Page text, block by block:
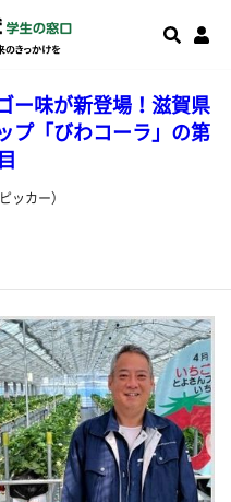
ー味が新登場！滋賀県
プ「びわコーラ」の第
ッカー）